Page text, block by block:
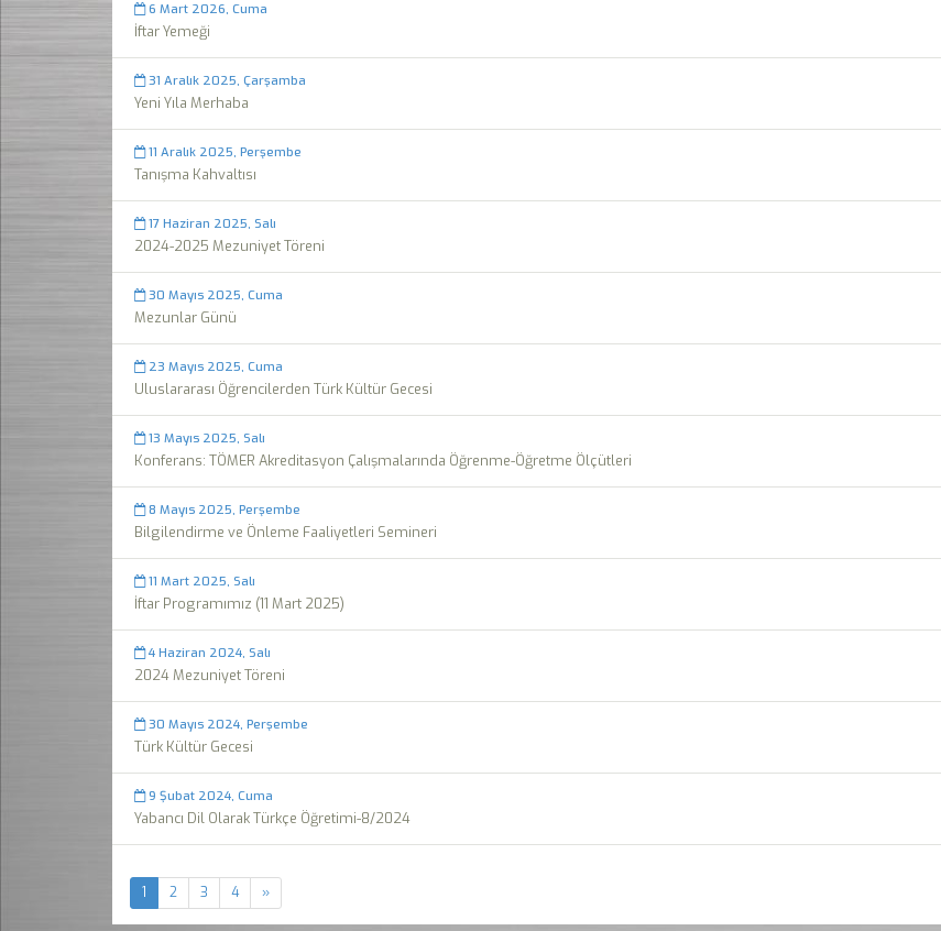
6 Mart 2026, Cuma
İftar Yemeği
31 Aralık 2025, Çarşamba
Yeni Yıla Merhaba
11 Aralık 2025, Perşembe
Tanışma Kahvaltısı
17 Haziran 2025, Salı
2024-2025 Mezuniyet Töreni
30 Mayıs 2025, Cuma
Mezunlar Günü
23 Mayıs 2025, Cuma
Uluslararası Öğrencilerden Türk Kültür Gecesi
13 Mayıs 2025, Salı
Konferans: TÖMER Akreditasyon Çalışmalarında Öğrenme-Öğretme Ölçütleri
8 Mayıs 2025, Perşembe
Bilgilendirme ve Önleme Faaliyetleri Semineri
11 Mart 2025, Salı
İftar Programımız (11 Mart 2025)
4 Haziran 2024, Salı
2024 Mezuniyet Töreni
30 Mayıs 2024, Perşembe
Türk Kültür Gecesi
9 Şubat 2024, Cuma
Yabancı Dil Olarak Türkçe Öğretimi-8/2024
1 2 3 4 »